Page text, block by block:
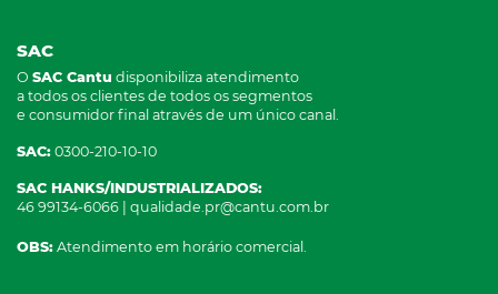
SAC
O SAC Cantu disponibiliza atendimento
a todos os clientes de todos os segmentos
e consumidor final através de um único canal.
SAC: 0300-210-10-10
SAC HANKS/INDUSTRIALIZADOS:
46 99134-6066 | qualidade.pr@cantu.com.br
OBS: Atendimento em horário comercial.